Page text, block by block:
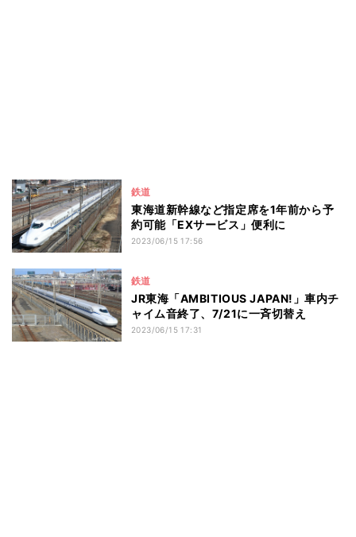
鉄道
東海道新幹線など指定席を1年前から予
約可能「EXサービス」便利に
2023/06/15 17:56
鉄道
JR東海「AMBITIOUS JAPAN!」車内チ
ャイム音終了、7/21に一斉切替え
2023/06/15 17:31